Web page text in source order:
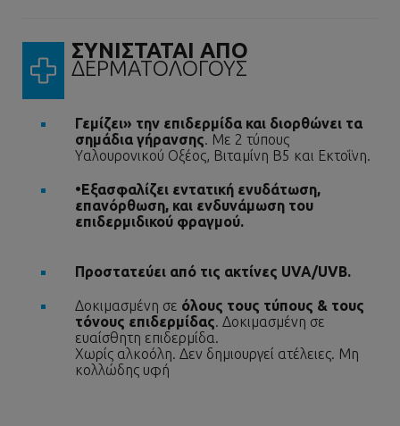
ΣΥΝΙΣΤΑΤΑΙ ΑΠΟ
ΔΕΡΜΑΤΟΛΟΓΟΥΣ
Γεμίζει» την επιδερμίδα και διορθώνει τα
σημάδια γήρανσης. Με 2 τύπους
Υαλουρονικού Οξέος, Βιταμίνη Β5 και Εκτοΐνη.
•Εξασφαλίζει εντατική ενυδάτωση,
επανόρθωση, και ενδυνάμωση του
επιδερμιδικού φραγμού.
Προστατεύει από τις ακτίνες UVA/UVB.
Δοκιμασμένη σε όλους τους τύπους & τους
τόνους επιδερμίδας. Δοκιμασμένη σε
ευαίσθητη επιδερμίδα.
Χωρίς αλκοόλη. Δεν δημιουργεί ατέλειες. Μη
κολλώδης υφή